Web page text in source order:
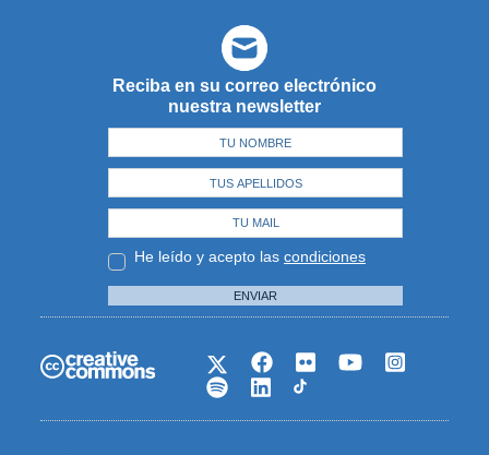
Reciba en su correo electrónico
nuestra newsletter
He leído y acepto las condiciones
ENVIAR